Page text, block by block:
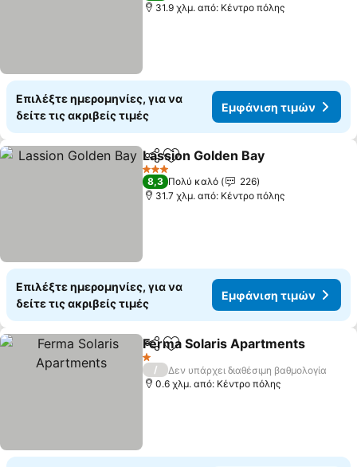
31.9 χλμ. από: Κέντρο πόλης
Επιλέξτε ημερομηνίες, για να
δείτε τις ακριβείς τιμές
Εμφάνιση τιμών
Κοινοποίηση
Προσθήκη στα αγαπημένα
Lassion Golden Bay
3 Αστέρια
8,3 Πολύ καλό
226
31.7 χλμ. από: Κέντρο πόλης
Επιλέξτε ημερομηνίες, για να
δείτε τις ακριβείς τιμές
Εμφάνιση τιμών
Κοινοποίηση
Προσθήκη στα αγαπημένα
Ferma Solaris Apartments
1 Αστέρια
/
Δεν υπάρχει διαθέσιμη βαθμολογία
0.6 χλμ. από: Κέντρο πόλης